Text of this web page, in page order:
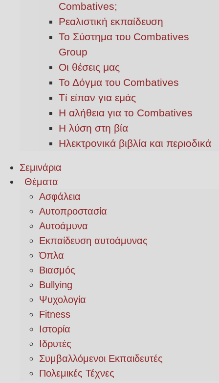
Combatives;
Ρεαλιστική εκπαίδευση
Το Σύστημα του Combatives
Group
Οι θέσεις μας
Το Δόγμα του Combatives
Τί είπαν για εμάς
Η αλήθεια για το Combatives
Η λύση στη βία
Ηλεκτρονικά βιβλία και περιοδικά
Σεμινάρια
Θέματα
Ασφάλεια
Αυτοπροστασία
Αυτοάμυνα
Εκπαίδευση αυτοάμυνας
Όπλα
Βιασμός
Bullying
Ψυχολογία
Fitness
Ιστορία
Ιδρυτές
Συμβαλλόμενοι Εκπαιδευτές
Πολεμικές Τέχνες